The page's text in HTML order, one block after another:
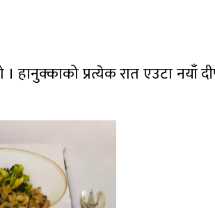
। हानुक्काको प्रत्येक रात एउटा नयाँ